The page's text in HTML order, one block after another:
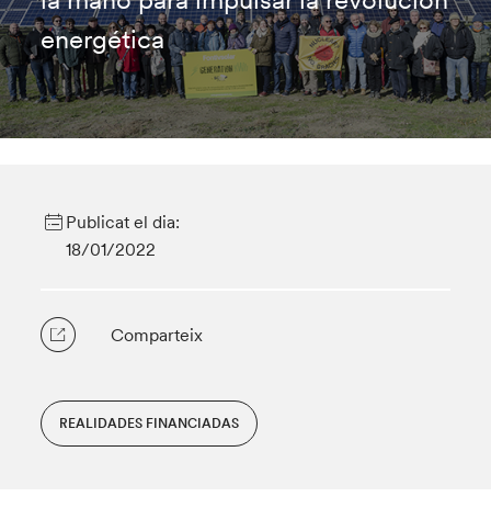
energética
Publicat el dia:
18/01/2022
Comparteix
REALIDADES FINANCIADAS